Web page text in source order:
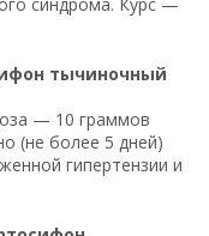
тычиночный
— 10 граммов
(не более 5 дней)
гипертензии и